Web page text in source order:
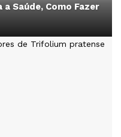
Saúde, Como Fazer